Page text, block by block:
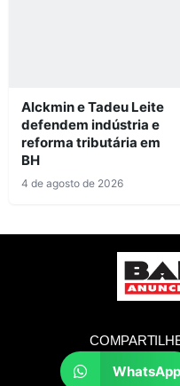
Alckmin e Tadeu Leite
defendem indústria e
reforma tributária em
BH
4 de agosto de 2026
WhatsApp